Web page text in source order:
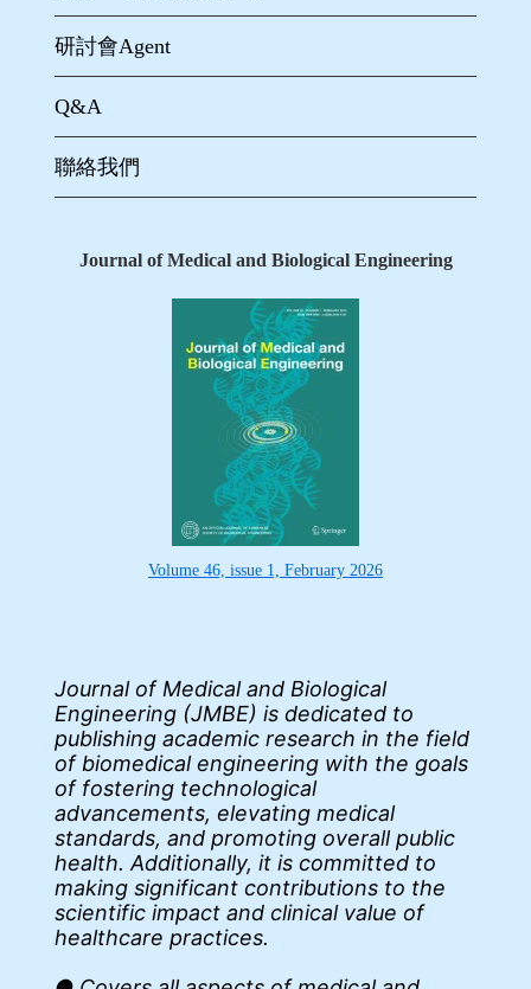
研討會Agent
Q&A
聯絡我們
Journal of Medical and Biological Engineering
Volume 46, issue 1, February 2026
Journal of Medical and Biological
Engineering (JMBE) is dedicated to
publishing academic research in the field
of biomedical engineering with the goals
of fostering technological
advancements, elevating medical
standards, and promoting overall public
health. Additionally, it is committed to
making significant contributions to the
scientific impact and clinical value of
healthcare practices.